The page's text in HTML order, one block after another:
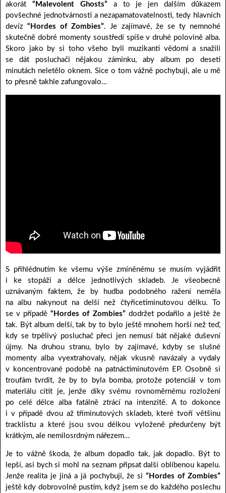
akorát “Malevolent Ghosts”a to je jen dalším důkazem
povšechné jednotvárnosti a nezapamatovatelnosti, tedy hlavních
devíz“Hordes of Zombies”. Je zajímavé, že se ty nemnohé
skutečně dobré momenty soustředí spíše v druhé polovině alba.
Skoro jako by si toho všeho byli muzikanti vědomi a snažili
se dát posluchači nějakou záminku, aby album po deseti
minutách neletělo oknem. Sice o tom vážně pochybuji, ale u mě
to přesně takhle zafungovalo…
S přihlédnutím ke všemu výše zmíněnému se musím vyjádřit
i ke stopáži a délce jednotlivých skladeb. Je všeobecně
uznávaným faktem, že by hudba podobného ražení neměla
na albu nakynout na delší než čtyřicetiminutovou délku. To
se v případě“Hordes of Zombies”dodržet podařilo a ještě že
tak. Být album delší, tak by to bylo ještě mnohem horší než teď,
kdy se trpělivý posluchač přeci jen nemusí bát nějaké duševní
újmy. Na druhou stranu, bylo by zajímavé, kdyby se slušné
momenty alba vyextrahovaly, nějak vkusně navázaly a vydaly
v koncentrované podobě na patnáctiminutovém EP. Osobně si
troufám tvrdit, že by to byla bomba, protože potenciál v tom
materiálu cítit je, jenže díky svému rovnoměrnému rozložení
po celé délce alba fatálně ztrácí na intenzitě. A to dokonce
i v případě dvou až tříminutových skladeb, které tvoří většinu
tracklistu a které jsou svou délkou vyloženě předurčeny být
krátkým, ale nemilosrdným nářezem…
Je to vážně škoda, že album dopadlo tak, jak dopadlo. Být to
lepší, asi bych si mohl na seznam připsat další oblíbenou kapelu.
Jenže realita je jiná a já pochybuji, že si “Hordes of Zombies”
ještě kdy dobrovolně pustím, když jsem se do každého poslechu